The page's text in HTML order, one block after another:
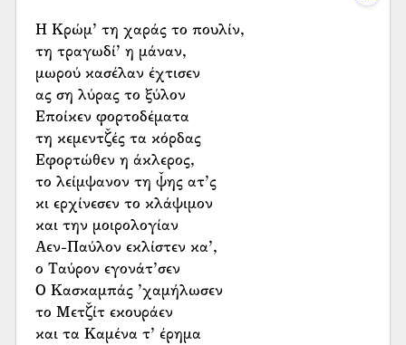
Η Κρώμ’ τη χαράς το πουλίν,
τη τραγωδί’ η μάναν,
μωρού κασέλαν έχτισεν
ας ση λύρας το ξύλον
Εποίκεν φορτοδέματα
τη κεμεντζ̌ές τα κόρδας
Εφορτώθεν η άκλερος,
το λείμψανον τη ψ̌ης ατ’ς
κι ερχίνεσεν το κλάψιμον
και την μοιρολογίαν
Αεν-Παύλον εκλίστεν κα’,
ο Ταύρον εγονάτ’σεν
Ο Κασκαμπάς ’χαμήλωσεν
το Μετζ̌ίτ εκουράεν
και τα Καμένα τ’ έρημα